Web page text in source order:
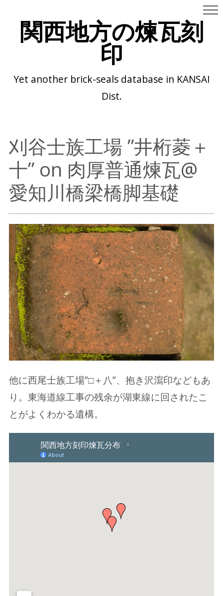
関西地方の煉瓦刻
印
Yet another brick-seals database in KANSAI
Dist.
刈谷士族工場 ”井桁菱＋
十” on 肉厚普通煉瓦@
愛知川橋梁橋脚基礎
他に西尾士族工場”□＋八”、抱き沢瀉印などもあ
り。東海道線工事の残余が湖東線に回されたこ
とがよくわかる遺構。